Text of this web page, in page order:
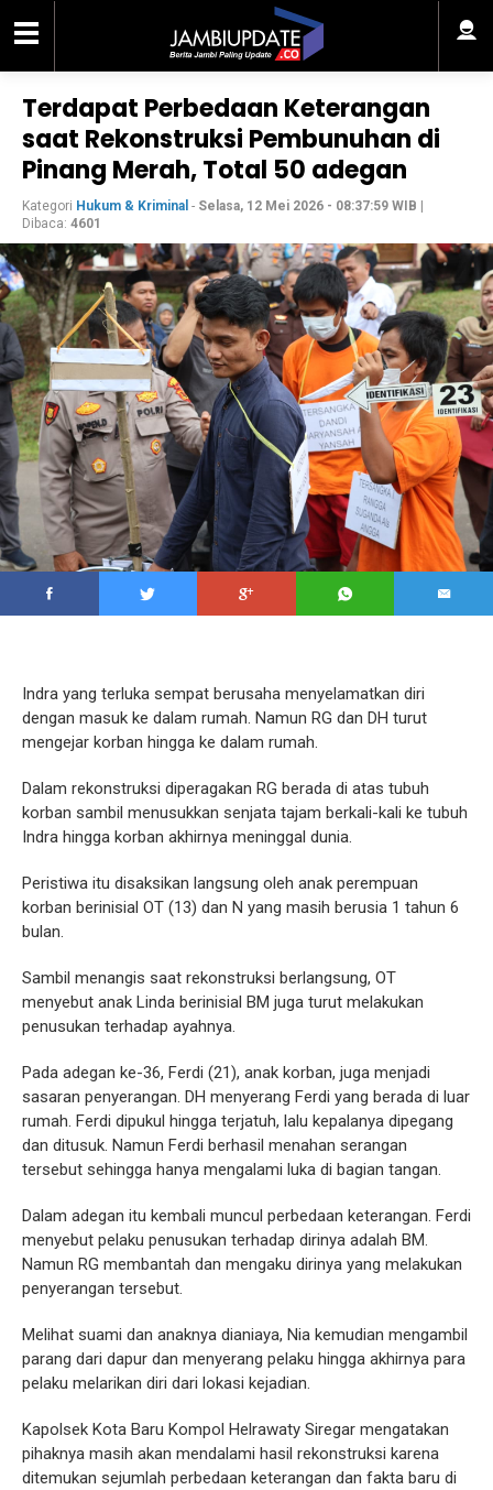
Terdapat Perbedaan Keterangan
saat Rekonstruksi Pembunuhan di
Pinang Merah, Total 50 adegan
Kategori Hukum & Kriminal - Selasa, 12 Mei 2026 - 08:37:59 WIB
Dibaca: 4601
Indra yang terluka sempat berusaha menyelamatkan diri
dengan masuk ke dalam rumah. Namun RG dan DH turut
mengejar korban hingga ke dalam rumah.
Dalam rekonstruksi diperagakan RG berada di atas tubuh
korban sambil menusukkan senjata tajam berkali-kali ke tubuh
Indra hingga korban akhirnya meninggal dunia.
Peristiwa itu disaksikan langsung oleh anak perempuan
korban berinisial OT (13) dan N yang masih berusia 1 tahun 6
bulan.
Sambil menangis saat rekonstruksi berlangsung, OT
menyebut anak Linda berinisial BM juga turut melakukan
penusukan terhadap ayahnya.
Pada adegan ke-36, Ferdi (21), anak korban, juga menjadi
sasaran penyerangan. DH menyerang Ferdi yang berada di luar
rumah. Ferdi dipukul hingga terjatuh, lalu kepalanya dipegang
dan ditusuk. Namun Ferdi berhasil menahan serangan
tersebut sehingga hanya mengalami luka di bagian tangan.
Dalam adegan itu kembali muncul perbedaan keterangan. Ferdi
menyebut pelaku penusukan terhadap dirinya adalah BM.
Namun RG membantah dan mengaku dirinya yang melakukan
penyerangan tersebut.
Melihat suami dan anaknya dianiaya, Nia kemudian mengambil
parang dari dapur dan menyerang pelaku hingga akhirnya para
pelaku melarikan diri dari lokasi kejadian.
Kapolsek Kota Baru Kompol Helrawaty Siregar mengatakan
pihaknya masih akan mendalami hasil rekonstruksi karena
ditemukan sejumlah perbedaan keterangan dan fakta baru di